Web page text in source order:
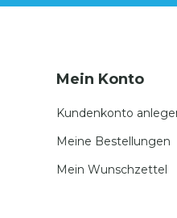
Mein Konto
Kundenkonto
Meine Bestellungen
Mein Wunschzettel